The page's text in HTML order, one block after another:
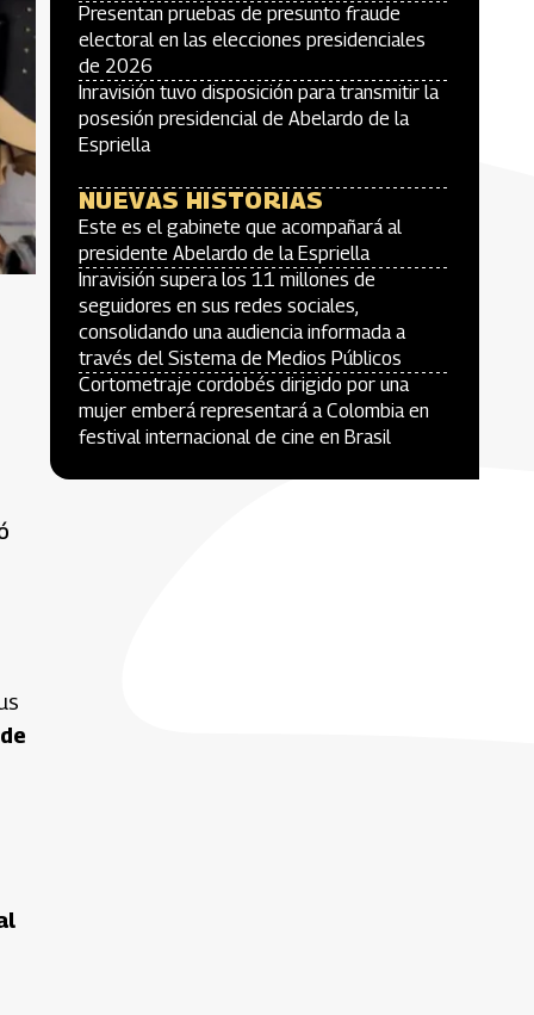
Presentan pruebas de presunto fraude
electoral en las elecciones presidenciales
de 2026
Inravisión tuvo disposición para transmitir la
posesión presidencial de Abelardo de la
Espriella
NUEVAS HISTORIAS
Este es el gabinete que acompañará al
presidente Abelardo de la Espriella
Inravisión supera los 11 millones de
seguidores en sus redes sociales,
consolidando una audiencia informada a
través del Sistema de Medios Públicos
Cortometraje cordobés dirigido por una
mujer emberá representará a Colombia en
festival internacional de cine en Brasil